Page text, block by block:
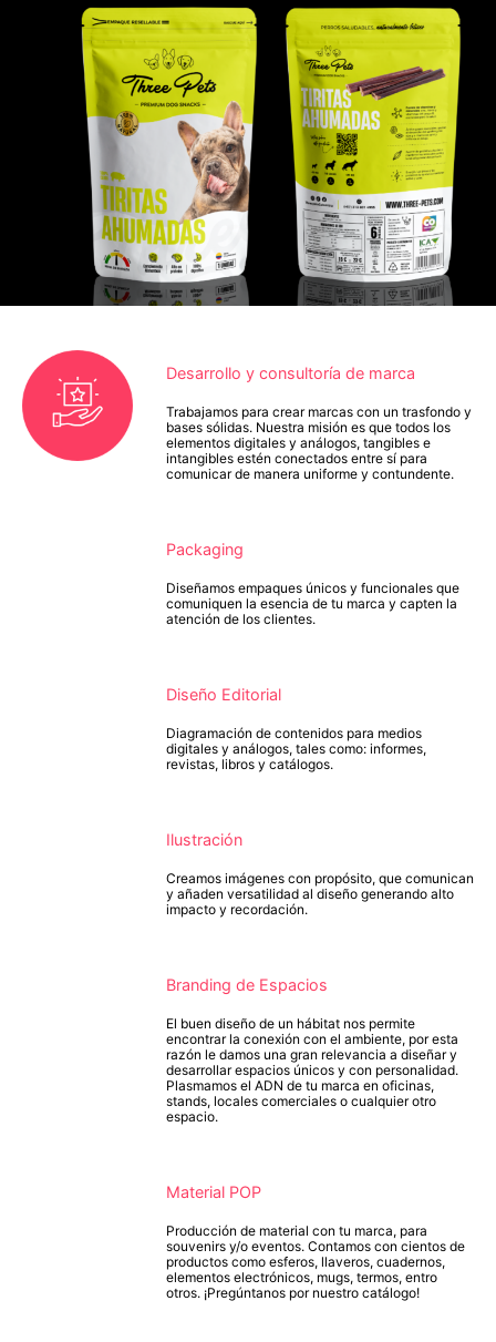
Desarrollo y consultoría de marca
Trabajamos para crear marcas con un trasfondo y
bases sólidas. Nuestra misión es que todos los
elementos digitales y análogos, tangibles e
intangibles estén conectados entre sí para
comunicar de manera uniforme y contundente.
Packaging
Diseñamos empaques únicos y funcionales que
comuniquen la esencia de tu marca y capten la
atención de los clientes.
Diseño Editorial
Diagramación de contenidos para medios
digitales y análogos, tales como: informes,
revistas, libros y catálogos.
Ilustración
Creamos imágenes con propósito, que comunican
y añaden versatilidad al diseño generando alto
impacto y recordación.
Branding de Espacios
El buen diseño de un hábitat nos permite
encontrar la conexión con el ambiente, por esta
razón le damos una gran relevancia a diseñar y
desarrollar espacios únicos y con personalidad.
Plasmamos el ADN de tu marca en oficinas,
stands, locales comerciales o cualquier otro
espacio.
Material POP
Producción de material con tu marca, para
souvenirs y/o eventos. Contamos con cientos de
productos como esferos, llaveros, cuadernos,
elementos electrónicos, mugs, termos, entro
otros. ¡Pregúntanos por nuestro catálogo!